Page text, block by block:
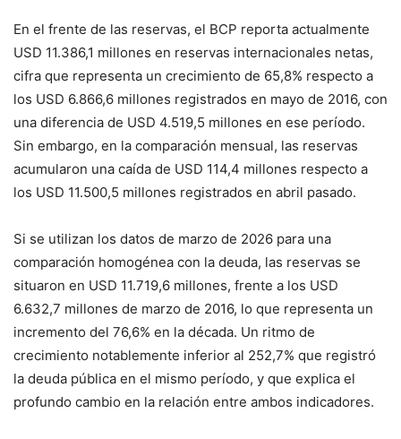
En el frente de las reservas, el BCP reporta actualmente
USD 11.386,1 millones en reservas internacionales netas,
cifra que representa un crecimiento de 65,8% respecto a
los USD 6.866,6 millones registrados en mayo de 2016, con
una diferencia de USD 4.519,5 millones en ese período.
Sin embargo, en la comparación mensual, las reservas
acumularon una caída de USD 114,4 millones respecto a
los USD 11.500,5 millones registrados en abril pasado.
Si se utilizan los datos de marzo de 2026 para una
comparación homogénea con la deuda, las reservas se
situaron en USD 11.719,6 millones, frente a los USD
6.632,7 millones de marzo de 2016, lo que representa un
incremento del 76,6% en la década. Un ritmo de
crecimiento notablemente inferior al 252,7% que registró
la deuda pública en el mismo período, y que explica el
profundo cambio en la relación entre ambos indicadores.